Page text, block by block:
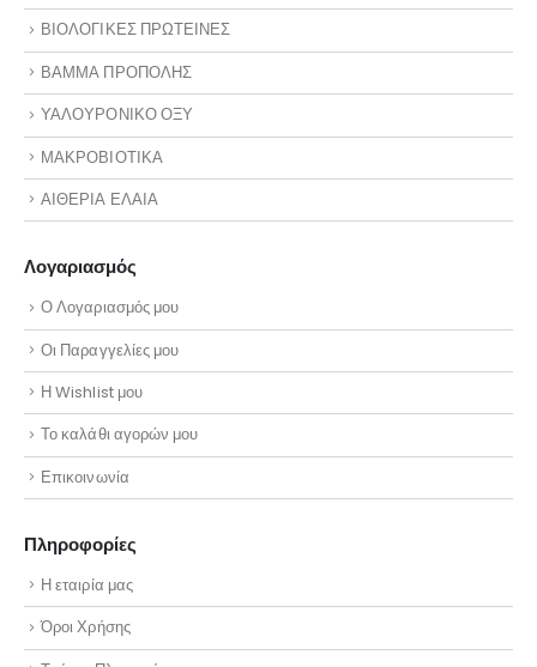
ΒΙΟΛΟΓΙΚΕΣ ΠΡΩΤΕΙΝΕΣ
ΒΑΜΜΑ ΠΡΟΠΟΛΗΣ
ΥΑΛΟΥΡΟΝΙΚΟ ΟΞΥ
ΜΑΚΡΟΒΙΟΤΙΚΑ
ΑΙΘΕΡΙΑ ΕΛΑΙΑ
Λογαριασμός
Ο Λογαριασμός μου
Οι Παραγγελίες μου
Η Wishlist μου
Το καλάθι αγορών μου
Επικοινωνία
Πληροφορίες
Η εταιρία μας
Όροι Χρήσης